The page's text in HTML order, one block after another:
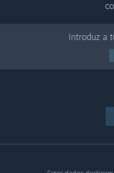
Introduz a